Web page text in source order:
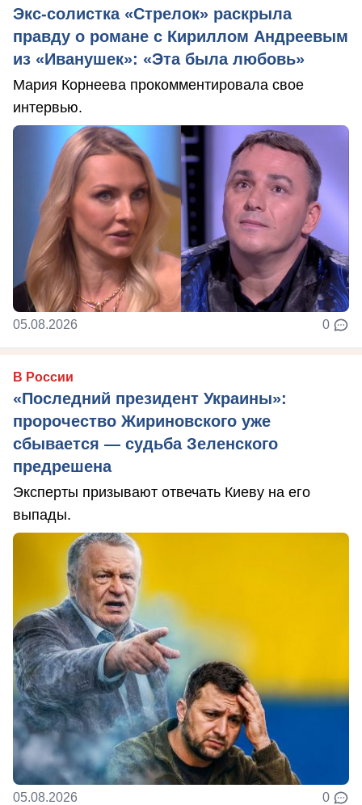
Экс-солистка «Стрелок» раскрыла
правду о романе с Кириллом Андреевым
из «Иванушек»: «Эта была любовь»
Мария Корнеева прокомментировала свое
интервью.
05.08.2026 0
В России
«Последний президент Украины»:
пророчество Жириновского уже
сбывается — судьба Зеленского
предрешена
Эксперты призывают отвечать Киеву на его
выпады.
05.08.2026 0